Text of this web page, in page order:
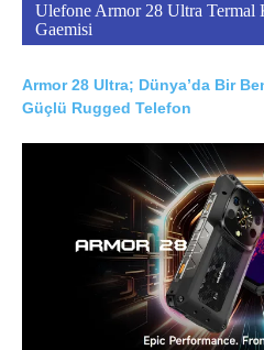
Ulefone Armor 28 Ultra Termal
Gaemisi
Armor 28 Ultra; Dünya’da Bir
Güçlü Rugged Telefon